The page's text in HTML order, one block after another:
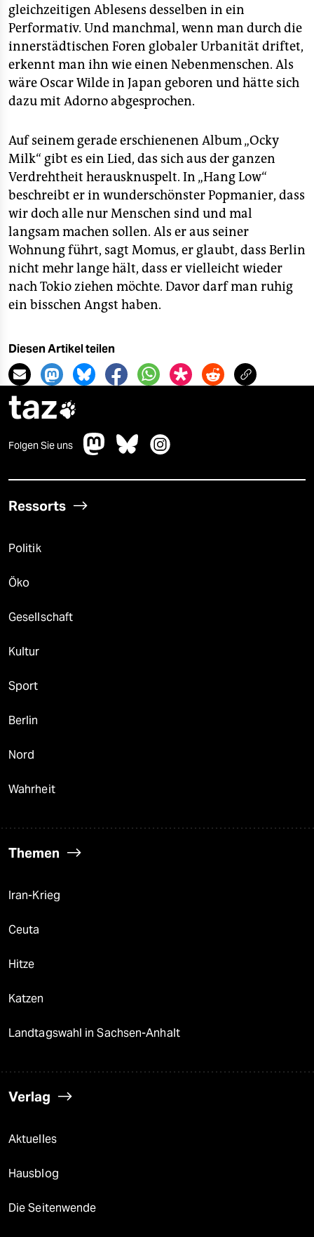
gleichzeitigen Ablesens desselben in ein
Performativ. Und manchmal, wenn man durch die
innerstädtischen Foren globaler Urbanität driftet,
erkennt man ihn wie einen Nebenmenschen. Als
wäre Oscar Wilde in Japan geboren und hätte sich
dazu mit Adorno abgesprochen.
Auf seinem gerade erschienenen Album „Ocky
Milk“ gibt es ein Lied, das sich aus der ganzen
Verdrehtheit herausknuspelt. In „Hang Low“
beschreibt er in wunderschönster Popmanier, dass
wir doch alle nur Menschen sind und mal
langsam machen sollen. Als er aus seiner
Wohnung führt, sagt Momus, er glaubt, dass Berlin
nicht mehr lange hält, dass er vielleicht wieder
nach Tokio ziehen möchte. Davor darf man ruhig
ein bisschen Angst haben.
Diesen Artikel teilen
taz
Folgen Sie uns
Ressorts
Politik
Öko
Gesellschaft
Kultur
Sport
Berlin
Nord
Wahrheit
Themen
Iran-Krieg
Ceuta
Hitze
Katzen
Landtagswahl in Sachsen-Anhalt
Verlag
Aktuelles
Hausblog
Die Seitenwende